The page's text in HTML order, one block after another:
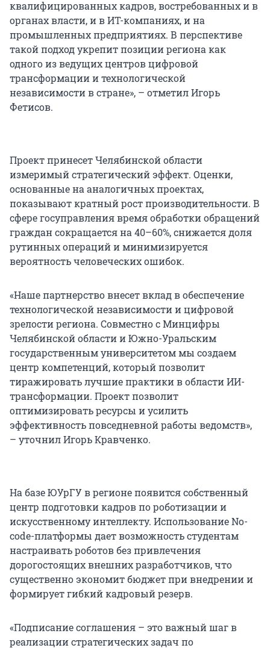
квалифицированных кадров, востребованных и в
органах власти, и в ИТ-компаниях, и на
промышленных предприятиях. В перспективе
такой подход укрепит позиции региона как
одного из ведущих центров цифровой
трансформации и технологической
независимости в стране», – отметил Игорь
Фетисов.
Проект принесет Челябинской области
измеримый стратегический эффект. Оценки,
основанные на аналогичных проектах,
показывают кратный рост производительности. В
сфере госуправления время обработки обращений
граждан сокращается на 40–60%, снижается доля
рутинных операций и минимизируется
вероятность человеческих ошибок.
«Наше партнерство внесет вклад в обеспечение
технологической независимости и цифровой
зрелости региона. Совместно с Минцифры
Челябинской области и Южно-Уральским
государственным университетом мы создаем
центр компетенций, который позволит
тиражировать лучшие практики в области ИИ-
трансформации. Проект позволит
оптимизировать ресурсы и усилить
эффективность повседневной работы ведомств»,
– уточнил Игорь Кравченко.
На базе ЮУрГУ в регионе появится собственный
центр подготовки кадров по роботизации и
искусственному интеллекту. Использование No-
code-платформы дает возможность студентам
настраивать роботов без привлечения
дорогостоящих внешних разработчиков, что
существенно экономит бюджет при внедрении и
формирует гибкий кадровый резерв.
«Подписание соглашения – это важный шаг в
реализации стратегических задач по